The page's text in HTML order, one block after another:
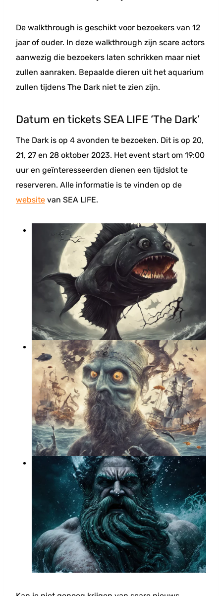
De walkthrough is geschikt voor bezoekers van 12
jaar of ouder. In deze walkthrough zijn scare actors
aanwezig die bezoekers laten schrikken maar niet
zullen aanraken. Bepaalde dieren uit het aquarium
zullen tijdens The Dark niet te zien zijn.
Datum en tickets SEA LIFE ‘The Dark’
The Dark is op 4 avonden te bezoeken. Dit is op 20,
21, 27 en 28 oktober 2023. Het event start om 19:00
uur en geïnteresseerden dienen een tijdslot te
reserveren. Alle informatie is te vinden op de
website van SEA LIFE.